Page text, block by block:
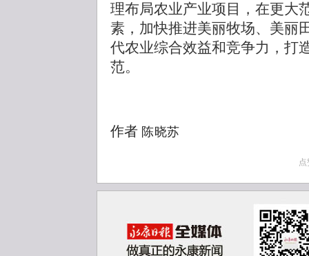
理布局农业产业项目，在更大
素，加快推进美丽牧场、美丽
代农业综合效益和竞争力，打
范。
作者 陈晓苏
点